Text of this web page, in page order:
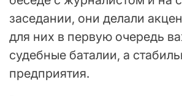
заседании, они делали
для них в первую очередь
судебные баталии, а
предприятия.